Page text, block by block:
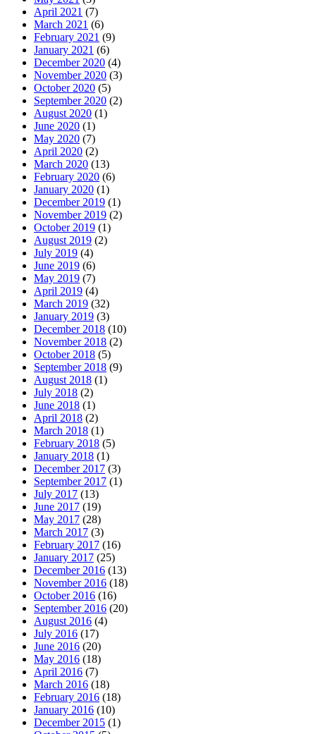
April 2021 (7)
March 2021 (6)
February 2021 (9)
January 2021 (6)
December 2020 (4)
November 2020 (3)
October 2020 (5)
September 2020 (2)
August 2020 (1)
June 2020 (1)
May 2020 (7)
April 2020 (2)
March 2020 (13)
February 2020 (6)
January 2020 (1)
December 2019 (1)
November 2019 (2)
October 2019 (1)
August 2019 (2)
July 2019 (4)
June 2019 (6)
May 2019 (7)
April 2019 (4)
March 2019 (32)
January 2019 (3)
December 2018 (10)
November 2018 (2)
October 2018 (5)
September 2018 (9)
August 2018 (1)
July 2018 (2)
June 2018 (1)
April 2018 (2)
March 2018 (1)
February 2018 (5)
January 2018 (1)
December 2017 (3)
September 2017 (1)
July 2017 (13)
June 2017 (19)
May 2017 (28)
March 2017 (3)
February 2017 (16)
January 2017 (25)
December 2016 (13)
November 2016 (18)
October 2016 (16)
September 2016 (20)
August 2016 (4)
July 2016 (17)
June 2016 (20)
May 2016 (18)
April 2016 (7)
March 2016 (18)
February 2016 (18)
January 2016 (10)
December 2015 (1)